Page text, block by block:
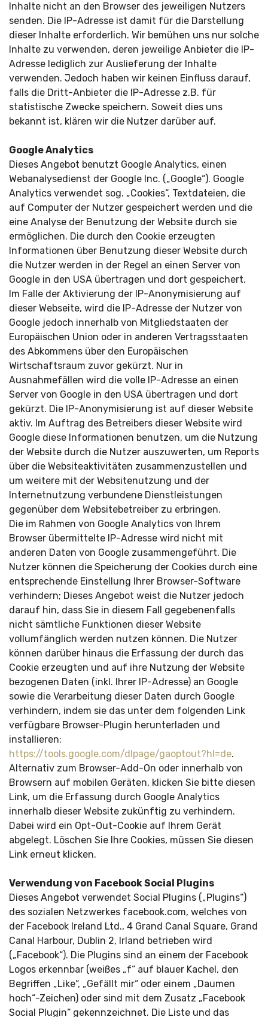
Inhalte nicht an den Browser des jeweiligen Nutzers
senden. Die IP-Adresse ist damit für die Darstellung
dieser Inhalte erforderlich. Wir bemühen uns nur solche
Inhalte zu verwenden, deren jeweilige Anbieter die IP-
Adresse lediglich zur Auslieferung der Inhalte
verwenden. Jedoch haben wir keinen Einfluss darauf,
falls die Dritt-Anbieter die IP-Adresse z.B. für
statistische Zwecke speichern. Soweit dies uns
bekannt ist, klären wir die Nutzer darüber auf.
Google Analytics
Dieses Angebot benutzt Google Analytics, einen
Webanalysedienst der Google Inc. („Google“). Google
Analytics verwendet sog. „Cookies“, Textdateien, die
auf Computer der Nutzer gespeichert werden und die
eine Analyse der Benutzung der Website durch sie
ermöglichen. Die durch den Cookie erzeugten
Informationen über Benutzung dieser Website durch
die Nutzer werden in der Regel an einen Server von
Google in den USA übertragen und dort gespeichert.
Im Falle der Aktivierung der IP-Anonymisierung auf
dieser Webseite, wird die IP-Adresse der Nutzer von
Google jedoch innerhalb von Mitgliedstaaten der
Europäischen Union oder in anderen Vertragsstaaten
des Abkommens über den Europäischen
Wirtschaftsraum zuvor gekürzt. Nur in
Ausnahmefällen wird die volle IP-Adresse an einen
Server von Google in den USA übertragen und dort
gekürzt. Die IP-Anonymisierung ist auf dieser Website
aktiv. Im Auftrag des Betreibers dieser Website wird
Google diese Informationen benutzen, um die Nutzung
der Website durch die Nutzer auszuwerten, um Reports
über die Websiteaktivitäten zusammenzustellen und
um weitere mit der Websitenutzung und der
Internetnutzung verbundene Dienstleistungen
gegenüber dem Websitebetreiber zu erbringen.
Die im Rahmen von Google Analytics von Ihrem
Browser übermittelte IP-Adresse wird nicht mit
anderen Daten von Google zusammengeführt. Die
Nutzer können die Speicherung der Cookies durch eine
entsprechende Einstellung Ihrer Browser-Software
verhindern; Dieses Angebot weist die Nutzer jedoch
darauf hin, dass Sie in diesem Fall gegebenenfalls
nicht sämtliche Funktionen dieser Website
vollumfänglich werden nutzen können. Die Nutzer
können darüber hinaus die Erfassung der durch das
Cookie erzeugten und auf ihre Nutzung der Website
bezogenen Daten (inkl. Ihrer IP-Adresse) an Google
sowie die Verarbeitung dieser Daten durch Google
verhindern, indem sie das unter dem folgenden Link
verfügbare Browser-Plugin herunterladen und
installieren:
https://tools.google.com/dlpage/gaoptout?hl=de.
Alternativ zum Browser-Add-On oder innerhalb von
Browsern auf mobilen Geräten, klicken Sie bitte diesen
Link, um die Erfassung durch Google Analytics
innerhalb dieser Website zukünftig zu verhindern.
Dabei wird ein Opt-Out-Cookie auf Ihrem Gerät
abgelegt. Löschen Sie Ihre Cookies, müssen Sie diesen
Link erneut klicken.
Verwendung von Facebook Social Plugins
Dieses Angebot verwendet Social Plugins („Plugins“)
des sozialen Netzwerkes facebook.com, welches von
der Facebook Ireland Ltd., 4 Grand Canal Square, Grand
Canal Harbour, Dublin 2, Irland betrieben wird
(„Facebook“). Die Plugins sind an einem der Facebook
Logos erkennbar (weißes „f“ auf blauer Kachel, den
Begriffen „Like“, „Gefällt mir“ oder einem „Daumen
hoch“-Zeichen) oder sind mit dem Zusatz „Facebook
Social Plugin“ gekennzeichnet. Die Liste und das